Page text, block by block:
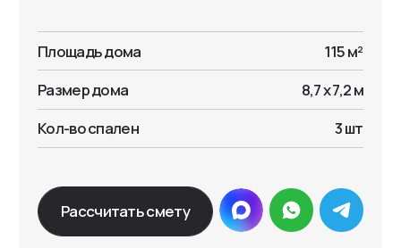
TEST DRIVE
Вы можете
пожить в доме
перед
Хочу пожить в доме